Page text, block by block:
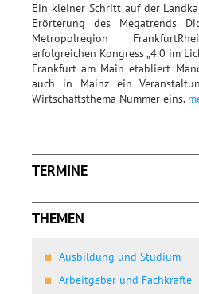
Ein kleiner Schritt auf der
Erörterung des Megatrends
Metropolregion
erfolgreichen Kongress „4.0 im
Frankfurt am Main etabliert
auch in Mainz ein
Wirtschaftsthema Nummer eins.
TERMINE
THEMEN
Ausbildung und Studium
Arbeitgeber und Fachkräfte